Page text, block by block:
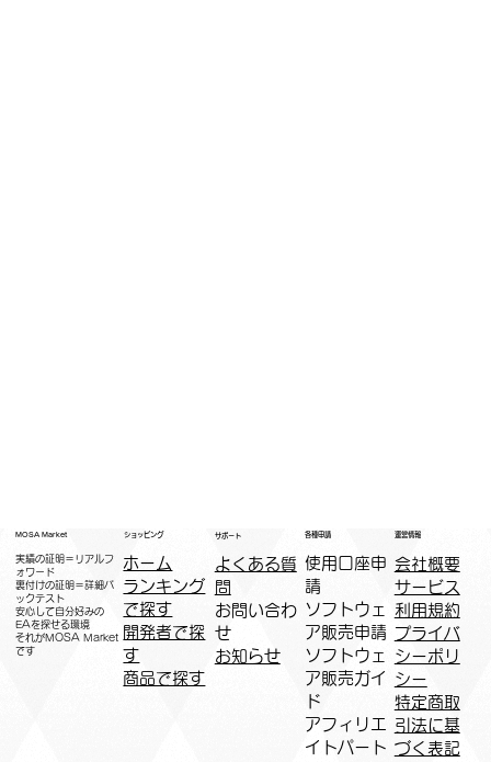
MOSA Market
実績の証明＝リアルフ
ォワード
裏付けの証明＝詳細バ
ックテスト
安心して自分好みの
EAを探せる環境
​それがMOSA Market
です
ショッピング
ホーム
ランキング
で探す
開発者で探
す
商品で探す
サポート
よくある質
問
お問い合わ
せ
お知らせ
各種申請
​使用口座申
請
ソフトウェ
ア販売申請
ソフトウェ
ア販売ガイ
ド
アフィリエ
イトパート
運営情報
会社概要
サービス
利用規約
プライバ
シーポリ
シー
特定商取
引法に基
づく表記